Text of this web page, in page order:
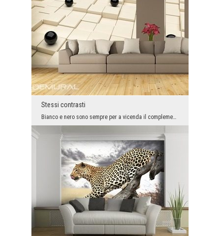
Stessi contrasti